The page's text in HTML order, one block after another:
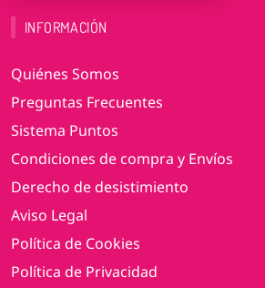
INFORMACIÓN
Quiénes Somos
Preguntas Frecuentes
Sistema Puntos
Condiciones de compra y Envíos
Derecho de desistimiento
Aviso Legal
Política de Cookies
Política de Privacidad